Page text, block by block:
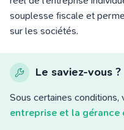
souplesse fiscale et
sur les sociétés.
Le saviez-vous ?
Sous certaines conditions,
entreprise et la gérance